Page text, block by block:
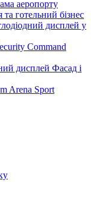
аеропорту
та готельний бізнес
дисплей у
Command
дисплей Фасад і
Arena Sport